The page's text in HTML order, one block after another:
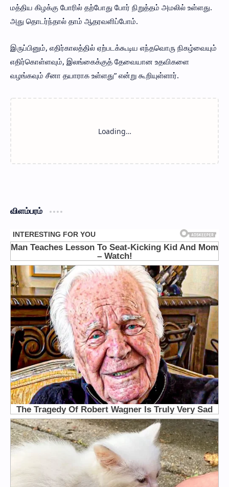
மத்திய கிழக்கு போரில் தற்போது போர் நிறுத்தம் அமலில் உள்ளது.
அது தொடர்ந்தால் தாம் ஆதரவளிப்போம்.
இருப்பினும், எதிர்காலத்தில் ஏற்படக்கூடிய எந்தவொரு நிகழ்வையும்
எதிர்கொள்ளவும், இலங்கைக்குத் தேவையான உதவிகளை
வழங்கவும் சீனா தயாராக உள்ளது” என்று கூறியுள்ளார்.
விளம்பரம்